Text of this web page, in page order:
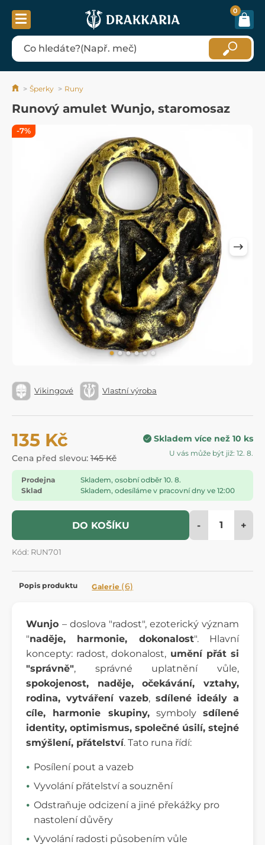
0
Šperky Runy
Runový amulet Wunjo, staromosaz
Vikingové Vlastní výroba
135 Kč
Cena před slevou: 145 Kč
Skladem více než 10 ks
U vás může být již: 12. 8.
Prodejna
Skladem, osobní odběr 10. 8.
Sklad
Skladem, odesíláme v pracovní dny ve 12:00
DO KOŠÍKU - +
Kód: RUN701
-7%
Popis produktu Galerie (6)
Wunjo – doslova "radost", ezoterický význam
"naděje, harmonie, dokonalost". Hlavní
koncepty: radost, dokonalost, umění přát si
"správně", správné uplatnění vůle,
spokojenost, naděje, očekávání, vztahy,
rodina, vytváření vazeb, sdílené ideály a
cíle, harmonie skupiny,symboly sdílené
identity, optimismus, společné úsilí, stejné
smýšlení, přátelství. Tato runa řídí:
Posílení pout a vazeb
Vyvolání přátelství a souznění
Odstraňuje odcizení a jiné překážky pro
nastolení důvěry
Vyvolání radosti působením vůle